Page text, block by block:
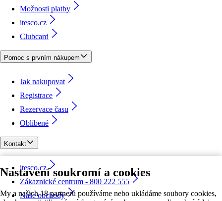
Nastavení soukromí a cookies
My a našich 18 partnerů používáme nebo ukládáme soubory cookies,
Možnosti platby
itesco.cz
Clubcard
Pomoc s prvním nákupem
Jak nakupovat
Registrace
Rezervace času
Oblíbené
Kontakt
itesco.cz
Zákaznické centrum - 800 222 555
Naše obchody